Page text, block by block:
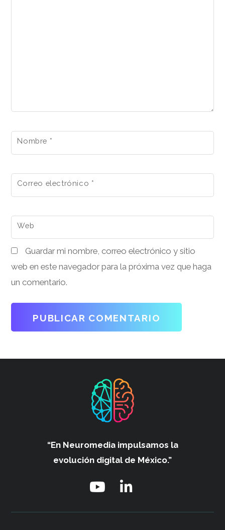
Nombre *
Correo electrónico *
Web
Guardar mi nombre, correo electrónico y sitio
web en este navegador para la próxima vez que haga
un comentario.
“En Neuromedia impulsamos la
evolución digital de México.”